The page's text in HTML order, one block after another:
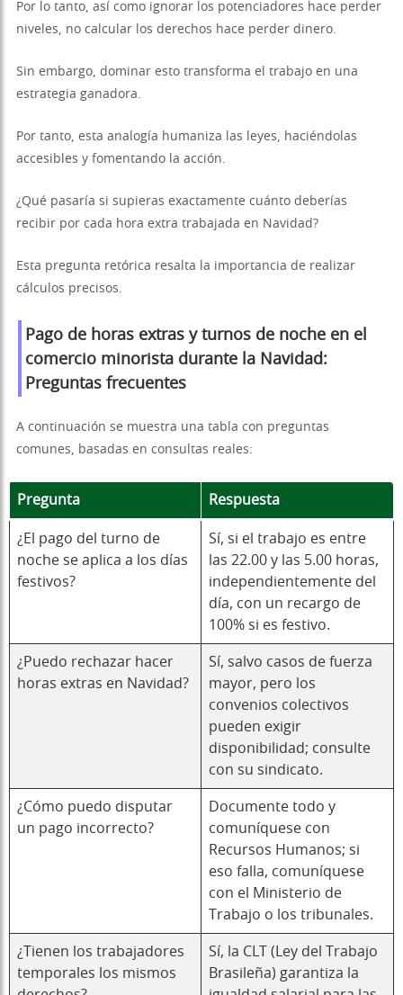
Por lo tanto, así como ignorar los potenciadores hace perder
niveles, no calcular los derechos hace perder dinero.
Sin embargo, dominar esto transforma el trabajo en una
estrategia ganadora.
Por tanto, esta analogía humaniza las leyes, haciéndolas
accesibles y fomentando la acción.
¿Qué pasaría si supieras exactamente cuánto deberías
recibir por cada hora extra trabajada en Navidad?
Esta pregunta retórica resalta la importancia de realizar
cálculos precisos.
Pago de horas extras y turnos de noche en el
comercio minorista durante la Navidad:
Preguntas frecuentes
A continuación se muestra una tabla con preguntas
comunes, basadas en consultas reales:
Pregunta Respuesta
¿El pago del turno de
noche se aplica a los días
festivos?
Sí, si el trabajo es entre
las 22.00 y las 5.00 horas,
independientemente del
día, con un recargo de
100% si es festivo.
¿Puedo rechazar hacer
horas extras en Navidad?
Sí, salvo casos de fuerza
mayor, pero los
convenios colectivos
pueden exigir
disponibilidad; consulte
con su sindicato.
¿Cómo puedo disputar
un pago incorrecto?
Documente todo y
comuníquese con
Recursos Humanos; si
eso falla, comuníquese
con el Ministerio de
Trabajo o los tribunales.
¿Tienen los trabajadores
temporales los mismos
Sí, la CLT (Ley del Trabajo
Brasileña) garantiza la